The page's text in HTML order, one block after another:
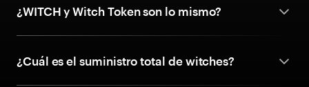
¿WITCH y Witch Token son lo mismo?
¿Cuál es el suministro total de witches?